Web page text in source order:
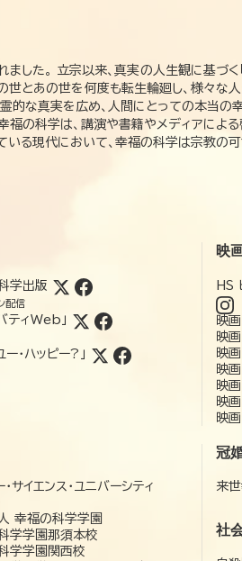
た。 立宗以来、真実の人生観に基づく
世とあの世を何度も転生輪廻し、様々
的な真実を広め、人間にとっての本当
の科学は、講演や書籍やメディアによ
る現代において、幸福の科学は宗教の可
学出版
配信
バティWeb」
ー・ハッピー?」
映
HS
映
映
映
映画
映画
映
映画
・サイエンス・ユニバーシティ
幸福の科学学園
学学園那須本校
学学園関西校
冠
来
社